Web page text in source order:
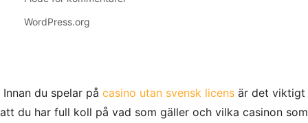
WordPress.org
Innan du spelar på casino utan svensk licensär det viktigt
att du har full koll på vad som gäller och vilka casinon som